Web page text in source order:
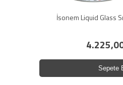
İsonem Liquid Glass
Sepete